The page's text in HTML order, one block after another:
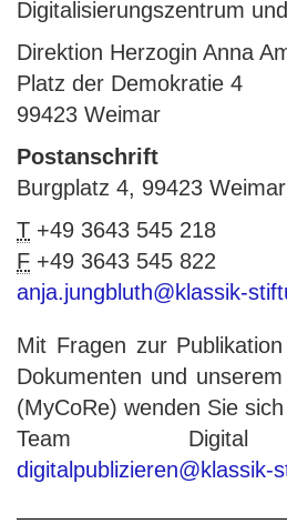
Digitalisierungszentrum
Direktion Herzogin Anna
Platz der Demokratie 4
99423 Weimar
Postanschrift
Burgplatz 4, 99423 Weimar
T +49 3643 545 218
F +49 3643 545 822
anja.jungbluth@klassik-
Mit Fragen zur
Dokumenten und
(MyCoRe) wenden Sie
Team Digital
digitalpublizieren@klassik-